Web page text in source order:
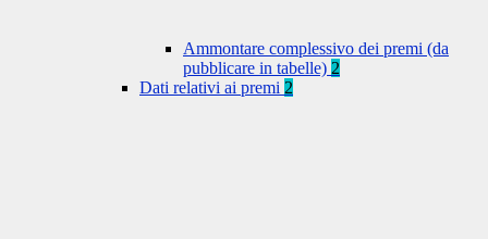
Ammontare complessivo dei premi (da
pubblicare in tabelle) 2
Dati relativi ai premi 2